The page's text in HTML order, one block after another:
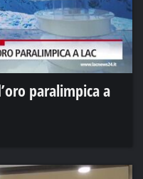
paralimpica a